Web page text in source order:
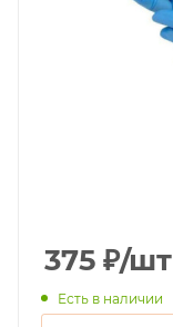
375 ₽/шт
Есть в наличии